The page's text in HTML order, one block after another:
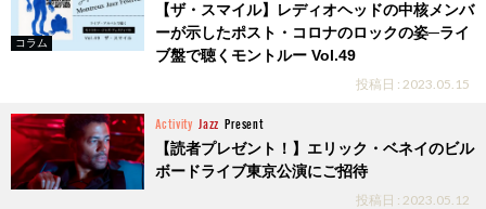
コラム
【ザ・スマイル】レディオヘッドの中核メンバ
ーが示したポスト・コロナのロックの姿─ライ
ブ盤で聴くモントルー Vol.49
投稿日 : 2023.05.15
Activity Jazz Present
【読者プレゼント！】エリック・ベネイのビル
ボードライブ東京公演にご招待
投稿日 : 2023.05.12